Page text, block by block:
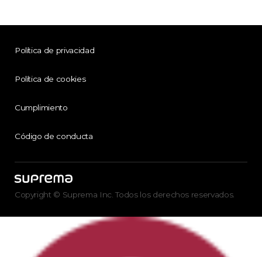
Política de privacidad
Política de cookies
Cumplimiento
Código de conducta
Copyright © Suprema Inc. Todos los derechos reservados.